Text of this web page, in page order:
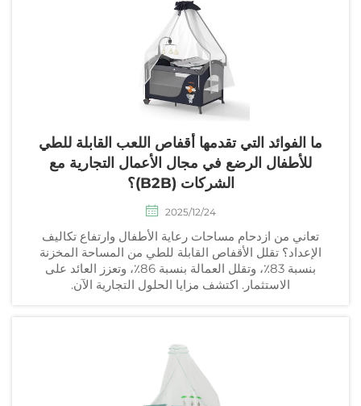
ما الفوائد التي تقدمها أقفاص اللعب القابلة للطي
للأطفال الرضع في مجال الأعمال التجارية مع
الشركات (B2B)؟
2025/12/24
تعاني من ازدحام مساحات رعاية الأطفال وارتفاع تكاليف
الإعداد؟ تقلل الأقفاص القابلة للطي من المساحة المخزنة
بنسبة 83٪، وتقلل العمالة بنسبة 86٪، وتعزز العائد على
الاستثمار. اكتشف مزايا الحلول التجارية الآن.